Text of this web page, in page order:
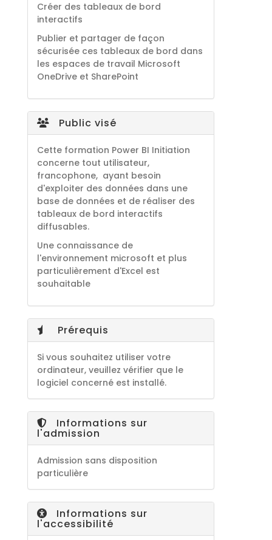
Créer des tableaux de bord
interactifs
Publier et partager de façon
sécurisée ces tableaux de bord dans
les espaces de travail Microsoft
OneDrive et SharePoint
Public visé
Cette formation Power BI Initiation
concerne tout utilisateur,
francophone, ayant besoin
d'exploiter des données dans une
base de données et de réaliser des
tableaux de bord interactifs
diffusables.
Une connaissance de
l'environnement microsoft et plus
particulièrement d'Excel est
souhaitable
Prérequis
Si vous souhaitez utiliser votre
ordinateur, veuillez vérifier que le
logiciel concerné est installé.
Informations sur
l'admission
Admission sans disposition
particulière
Informations sur
l'accessibilité